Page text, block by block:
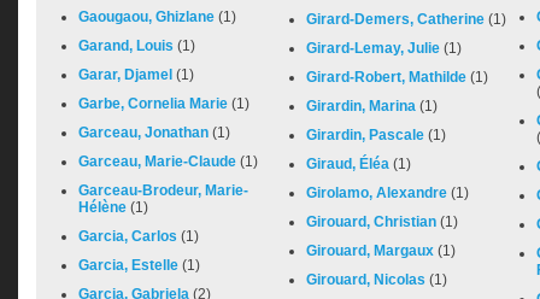
Gaougaou, Ghizlane (1)
Garand, Louis (1)
Garar, Djamel (1)
Garbe, Cornelia Marie (1)
Garceau, Jonathan (1)
Garceau, Marie-Claude (1)
Garceau-Brodeur, Marie-
Hélène (1)
Garcia, Carlos (1)
Garcia, Estelle (1)
Garcia, Gabriela (2)
Girard-Demers, Catherine (1)
Girard-Lemay, Julie (1)
Girard-Robert, Mathilde (1)
Girardin, Marina (1)
Girardin, Pascale (1)
Giraud, Éléa (1)
Girolamo, Alexandre (1)
Girouard, Christian (1)
Girouard, Margaux (1)
Girouard, Nicolas (1)